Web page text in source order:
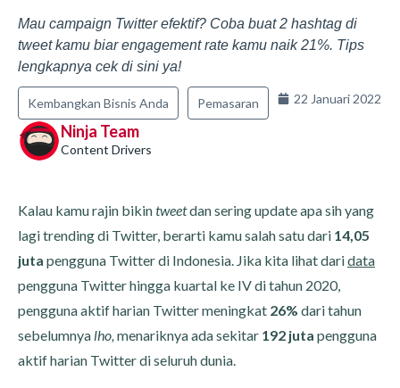
Mau campaign Twitter efektif? Coba buat 2 hashtag di
tweet kamu biar engagement rate kamu naik 21%. Tips
lengkapnya cek di sini ya!
Kembangkan Bisnis Anda Pemasaran 22 Januari 2022
Ninja Team
Content Drivers
Kalau kamu rajin bikintweetdan sering update apa sih yang
lagi trending di Twitter, berarti kamu salah satu dari 14,05
juta pengguna Twitter di Indonesia. Jika kita lihat daridata
pengguna Twitter hingga kuartal ke IV di tahun 2020,
pengguna aktif harian Twitter meningkat 26% dari tahun
sebelumnya lho, menariknya ada sekitar 192 juta pengguna
aktif harian Twitter di seluruh dunia.